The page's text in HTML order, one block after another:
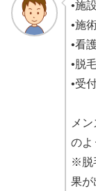
•施
•施
•看
•脱
•受
メ
のよ
※脱
果が